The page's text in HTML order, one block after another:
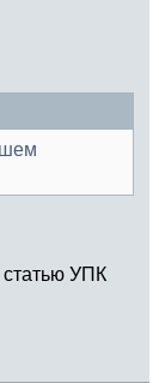
статью УПК